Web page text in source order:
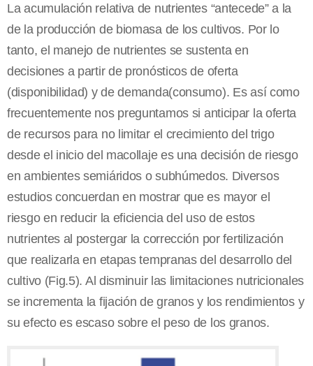
La acumulación relativa de nutrientes “antecede” a la
de la producción de biomasa de los cultivos. Por lo
tanto, el manejo de nutrientes se sustenta en
decisiones a partir de pronósticos de oferta
(disponibilidad) y de demanda(consumo). Es así como
frecuentemente nos preguntamos si anticipar la oferta
de recursos para no limitar el crecimiento del trigo
desde el inicio del macollaje es una decisión de riesgo
en ambientes semiáridos o subhúmedos. Diversos
estudios concuerdan en mostrar que es mayor el
riesgo en reducir la eficiencia del uso de estos
nutrientes al postergar la corrección por fertilización
que realizarla en etapas tempranas del desarrollo del
cultivo (Fig.5). Al disminuir las limitaciones nutricionales
se incrementa la fijación de granos y los rendimientos y
su efecto es escaso sobre el peso de los granos.